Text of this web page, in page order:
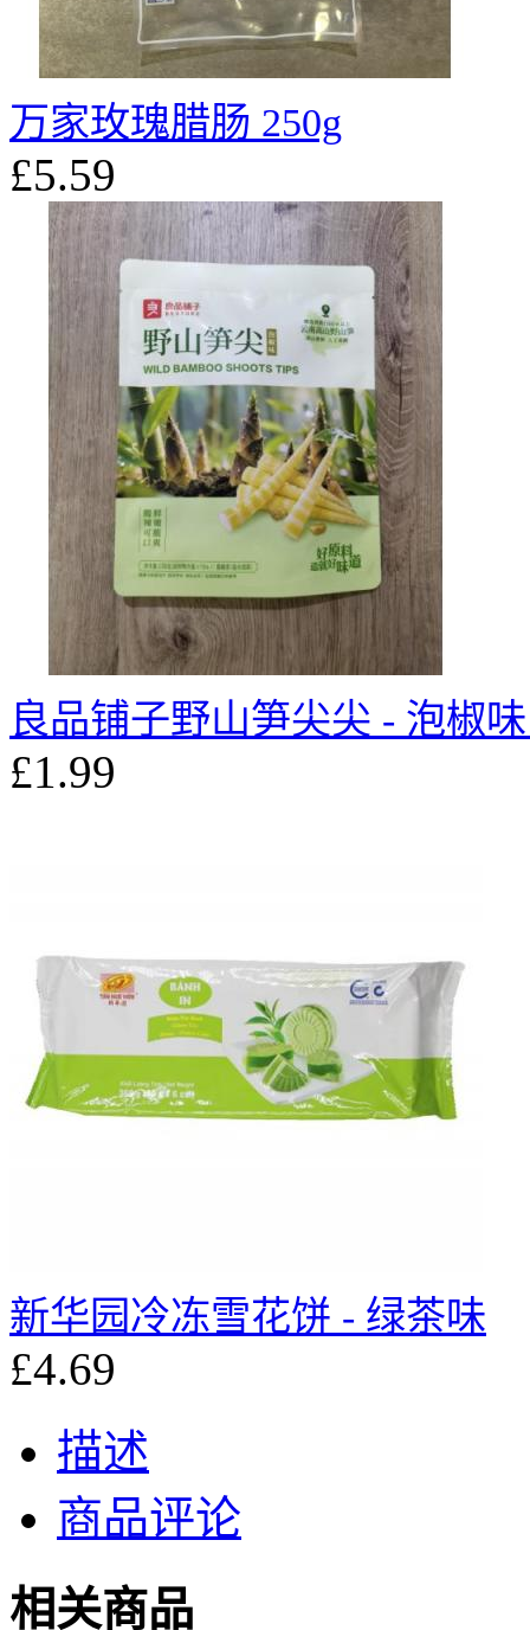
万家玫瑰腊肠 250g
£5.59
良品铺子野山笋尖尖 - 泡椒
£1.99
新华园冷冻雪花饼 - 绿茶味
£4.69
描述
商品评论
相关商品